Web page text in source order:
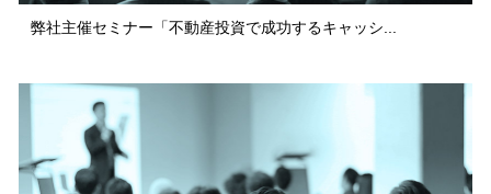
弊社主催セミナー「不動産投資で成功するキャッシ...